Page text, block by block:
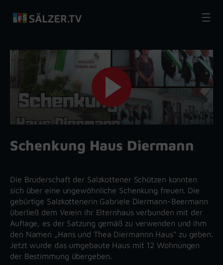
Inhalt
Schenkung Haus Diermann
Die Bruderschaft der Salzkottener Schützen konnten
sich über eine ungewöhnliche Schenkung freuen. Die
gebürtige Salzkottenerin Gabriele Diermann-Beermann
überließ dem Verein ihr Elternhaus verbunden mit der
Auflage, es der Satzung gemäß zu verwenden und ihm
den Namen „Hans und Thea Diermannn Haus“ zu geben.
Jetzt wurde das umgebaute Haus mit 12 Wohnungen
der Bestimmung übergeben.